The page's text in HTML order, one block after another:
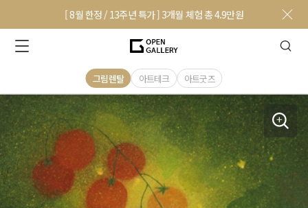
[ 8월 한정 / 13주년 특가 ] 3개월 체험 총 4.9만원
그림렌탈 아트테크 아트굿즈